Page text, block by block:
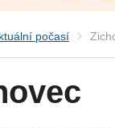
počasí